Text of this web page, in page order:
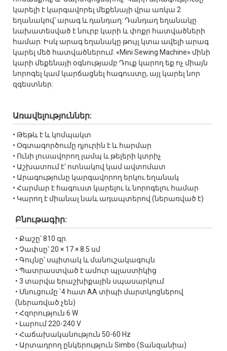
կարելի է կարգավորել մեքենայի վրա առկա 2
եղանակով՝ արագ և դանդաղ: Դանդաղ եղանակը
նախատեսված է նուրբ կարի և փոքր հատվածների
համար: Իսկ արագ եղանակը թույլ կտա ավելի արագ
կարել մեծ հատվածներում: «Mini Sewing Machine» մինի
կարի մեքենայի օգնությամբ Դուք կարող եք ոչ միայն
նորոգել կամ կարճացնել հագուստը, այլ կարել նոր
զգեստներ:
Առավելություններ:
• Թեթև է և կոմպակտ
• Օգտագործումը դյուրին է և հարմար
• Ունի լուսավորող լամպ և թելերի կտրիչ
• Աշխատում է՝ ոտնակով կամ ավտոմատ
• Արագությունը կարգավորող երկու եղանակ
• Հարմար է հագուստ կարելու և նորոգելու համար
• Կարող է միանալ նաև ադապտերով (ներառված է)
Բնութագիր:
• Քաշը՝ 810 գր.
• Չափսը՝ 20 × 17 × 8.5 սմ
• Գույնը՝ սպիտակ և մանուշակագույն
• Պատրաստված է ամուր պլաստիկից
• 3 տարվա երաշխիքային սպասարկում
• Սնուցումը `4 հատ AA տիպի մարտկոցներով
(ներառված չեն)
• Հզորություն 6 W
• Լարում 220-240 V
• Հաճախականություն 50-60 Hz
• Արտադրող ընկերություն Simbo (Տանզանիա)